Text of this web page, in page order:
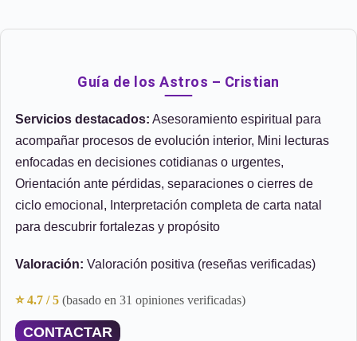
Guía de los Astros – Cristian
Servicios destacados: Asesoramiento espiritual para
acompañar procesos de evolución interior, Mini lecturas
enfocadas en decisiones cotidianas o urgentes,
Orientación ante pérdidas, separaciones o cierres de
ciclo emocional, Interpretación completa de carta natal
para descubrir fortalezas y propósito
Valoración: Valoración positiva (reseñas verificadas)
⭐ 4.7 / 5 (basado en 31 opiniones verificadas)
CONTACTAR